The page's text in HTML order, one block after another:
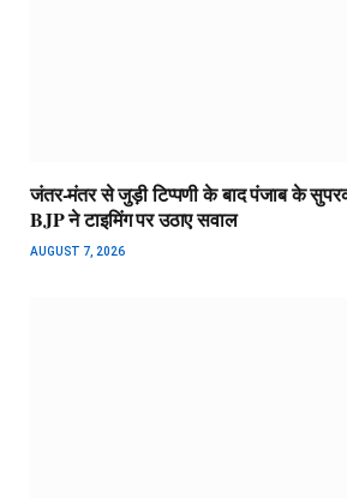
जंतर-मंतर से जुड़ी टिप्पणी के बाद पंजाब के
BJP ने टाइमिंग पर उठाए सवाल
AUGUST 7, 2026